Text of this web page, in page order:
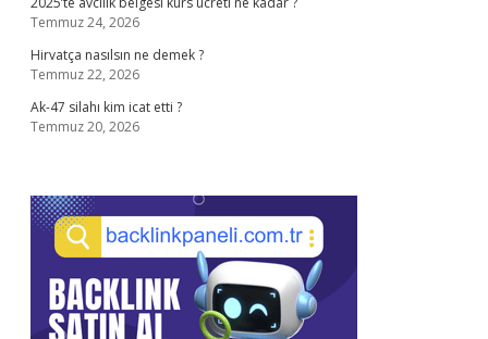
Temmuz 24, 2026
Hirvatça nasılsın ne demek ?
Temmuz 22, 2026
Ak-47 silahı kim icat etti ?
Temmuz 20, 2026